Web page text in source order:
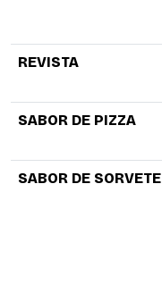
REVISTA
SABOR DE PIZZA
SABOR DE SORVETE